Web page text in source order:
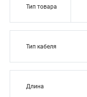
Тип товара
Тип кабеля
Длина